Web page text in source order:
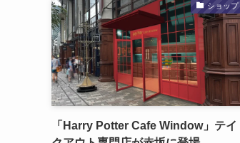
ショップ
「Harry Potter Cafe Window」テイ